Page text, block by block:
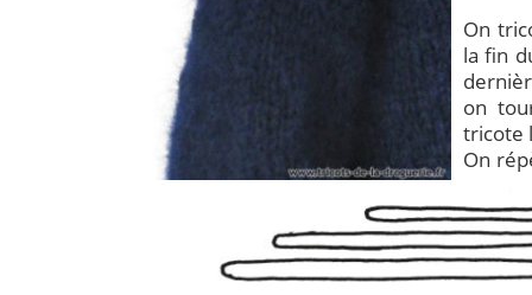
On
la fin
on
tricote
On